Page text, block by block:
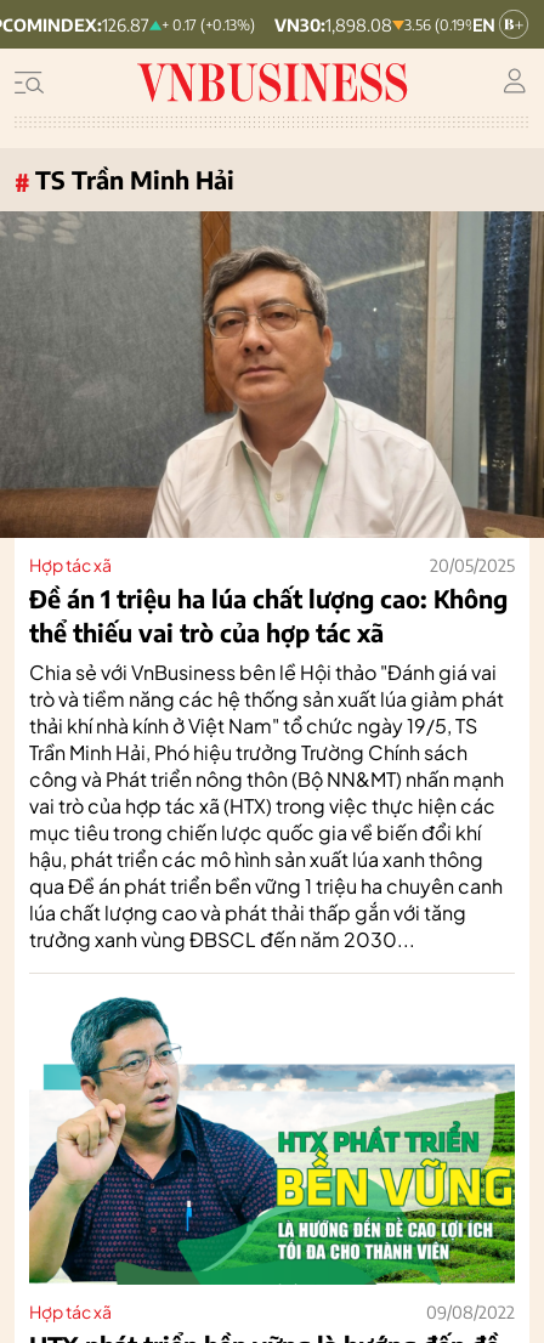
126.87 + 0.17 (+0.13%) VN30:1,898.08 3.56 (0.19%) VNINDEX:
# TS Trần Minh Hải
Hợp tác xã 20/05/2025
Đề án 1 triệu ha lúa chất lượng cao: Không
thể thiếu vai trò của hợp tác xã
Chia sẻ với VnBusiness bên lề Hội thảo "Đánh giá vai
trò và tiềm năng các hệ thống sản xuất lúa giảm phát
thải khí nhà kính ở Việt Nam" tổ chức ngày 19/5, TS
Trần Minh Hải, Phó hiệu trưởng Trường Chính sách
công và Phát triển nông thôn (Bộ NN&MT) nhấn mạnh
vai trò của hợp tác xã (HTX) trong việc thực hiện các
mục tiêu trong chiến lược quốc gia về biến đổi khí
hậu, phát triển các mô hình sản xuất lúa xanh thông
qua Đề án phát triển bền vững 1 triệu ha chuyên canh
lúa chất lượng cao và phát thải thấp gắn với tăng
trưởng xanh vùng ĐBSCL đến năm 2030...
Hợp tác xã 09/08/2022